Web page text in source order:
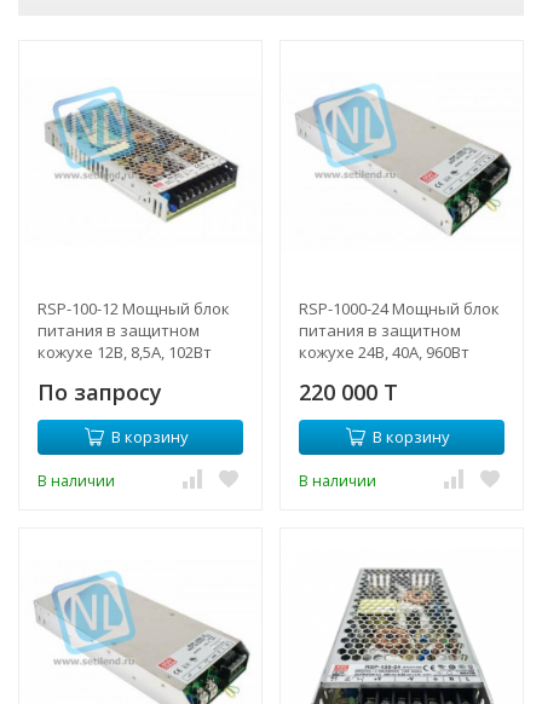
RSP-100-12 Мощный блок
питания в защитном
кожухе 12В, 8,5А, 102Вт
По запросу
В корзину
В наличии
RSP-1000-24 Мощный блок
питания в защитном
кожухе 24В, 40А, 960Вт
220 000 T
В корзину
В наличии